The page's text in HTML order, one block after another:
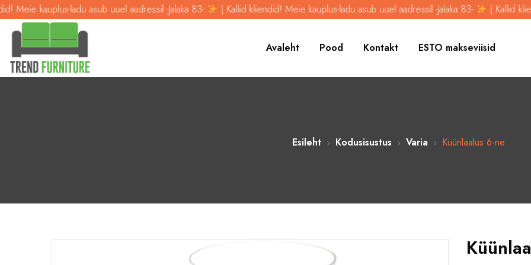
ladu asub uuel aadressil -Jalaka 83- | Kallid kliendid! Meie kauplus-ladu asub uuel aadressil -Jalaka 83- | Kallid kliendid! Meie
Avaleht Pood Kontakt ESTO makseviisid
Esileht Kodusisustus Varia Küünlaalus 6-ne